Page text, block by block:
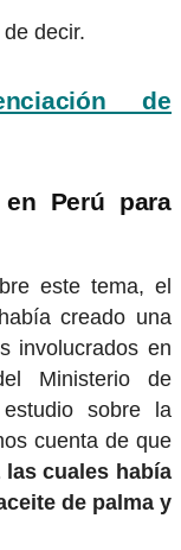
decir.
de
Perú para
este tema, el
creado una
involucrados en
Ministerio de
sobre la
cuenta de que
cuales había
de palma y